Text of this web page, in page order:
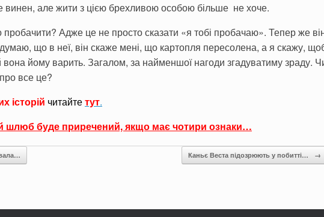
винен, але жити з цією брехливою особою більше не хоче.
Адже це не просто сказати «я тобі пробачаю». Тепер же
що в неї, він скаже мені, що картопля пересолена, а я скажу,
вона йому варить. Загалом, за найменшої нагоди згадуватиму зраду.
все це?
історій читайтетут.
шлюб буде приречений, якщо має чотири ознаки…
Каньє Веста підозрюють у побитті… →